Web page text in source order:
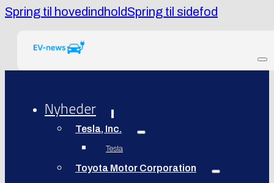
Spring til hovedindholdSpring til sidefod
Nyheder
Tesla, Inc.
Tesla
Toyota Motor Corporation